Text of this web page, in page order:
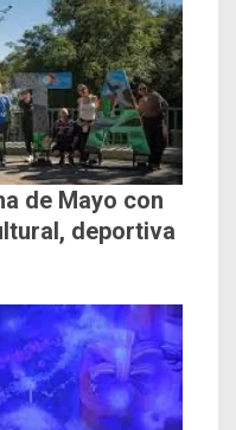
de Mayo con
deportiva